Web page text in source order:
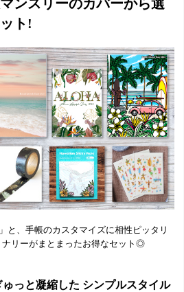
ンスリーのカバーから選
ト!
と、手帳のカスタマイズに相性ピッタリ
リーがまとまったお得なセット◎
っと凝縮した シンプルスタイル